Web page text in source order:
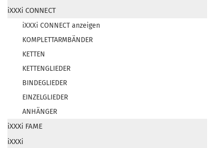
iXXXi CONNECT
iXXXi CONNECT anzeigen
KOMPLETTARMBÄNDER
KETTEN
KETTENGLIEDER
BINDEGLIEDER
EINZELGLIEDER
ANHÄNGER
iXXXi FAME
iXXXi